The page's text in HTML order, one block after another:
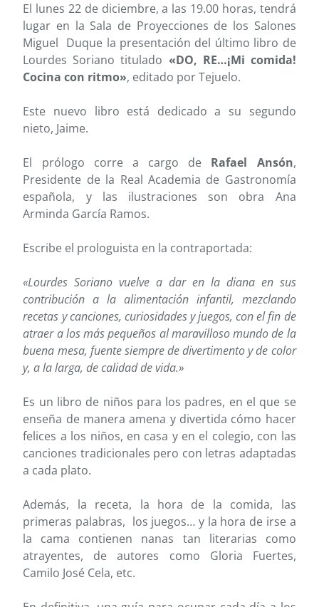
El lunes 22 de diciembre, a las 19.00 horas, tendrá
lugar en la Sala de Proyecciones de los Salones
Miguel Duque la presentación del último libro de
Lourdes Soriano titulado «DO, RE…¡Mi comida!
Cocina con ritmo», editado por Tejuelo.
Este nuevo libro está dedicado a su segundo
nieto, Jaime.
El prólogo corre a cargo de Rafael Ansón,
Presidente de la Real Academia de Gastronomía
española, y las ilustraciones son obra Ana
Arminda García Ramos.
Escribe el prologuista en la contraportada:
«Lourdes Soriano vuelve a dar en la diana en sus
contribución a la alimentación infantil, mezclando
recetas y canciones, curiosidades y juegos, con el fin de
atraer a los más pequeños al maravilloso mundo de la
buena mesa, fuente siempre de divertimento y de color
y, a la larga, de calidad de vida.»
Es un libro de niños para los padres, en el que se
enseña de manera amena y divertida cómo hacer
felices a los niños, en casa y en el colegio, con las
canciones tradicionales pero con letras adaptadas
a cada plato.
Además, la receta, la hora de la comida, las
primeras palabras, los juegos… y la hora de irse a
la cama contienen nanas tan literarias como
atrayentes, de autores como Gloria Fuertes,
Camilo José Cela, etc.